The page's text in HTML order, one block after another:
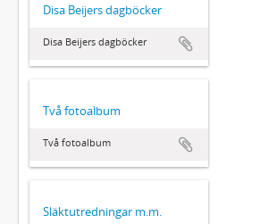
Disa Beijers dagböcker
Disa Beijers dagböcker
Två fotoalbum
Två fotoalbum
Släktutredningar m.m.